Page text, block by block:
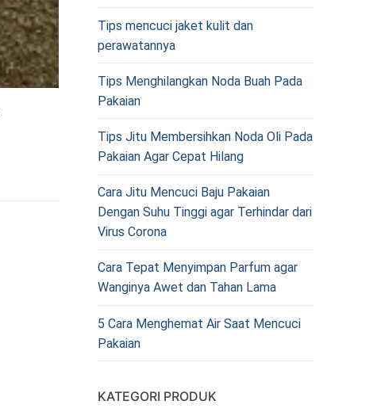
Tips mencuci jaket kulit dan
perawatannya
Tips Menghilangkan Noda Buah Pada
Pakaian
Tips Jitu Membersihkan Noda Oli Pada
Pakaian Agar Cepat Hilang
Cara Jitu Mencuci Baju Pakaian
Dengan Suhu Tinggi agar Terhindar dari
Virus Corona
Cara Tepat Menyimpan Parfum agar
Wanginya Awet dan Tahan Lama
5 Cara Menghemat Air Saat Mencuci
Pakaian
KATEGORI PRODUK